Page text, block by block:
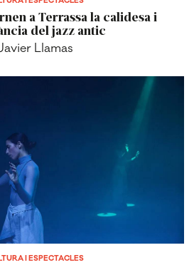
a Terrassa la calidesa i
del jazz antic
Llamas
I ESPECTACLES